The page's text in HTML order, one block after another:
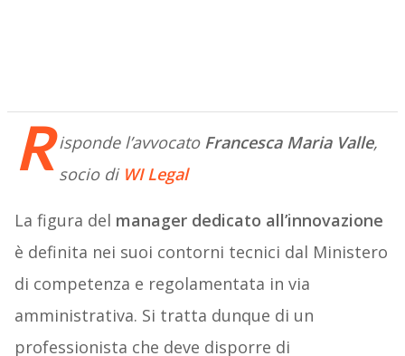
R isponde l’avvocato Francesca Maria Valle,
socio di WI Legal
La figura del manager dedicato all’innovazione
è definita nei suoi contorni tecnici dal Ministero
di competenza e regolamentata in via
amministrativa. Si tratta dunque di un
professionista che deve disporre di